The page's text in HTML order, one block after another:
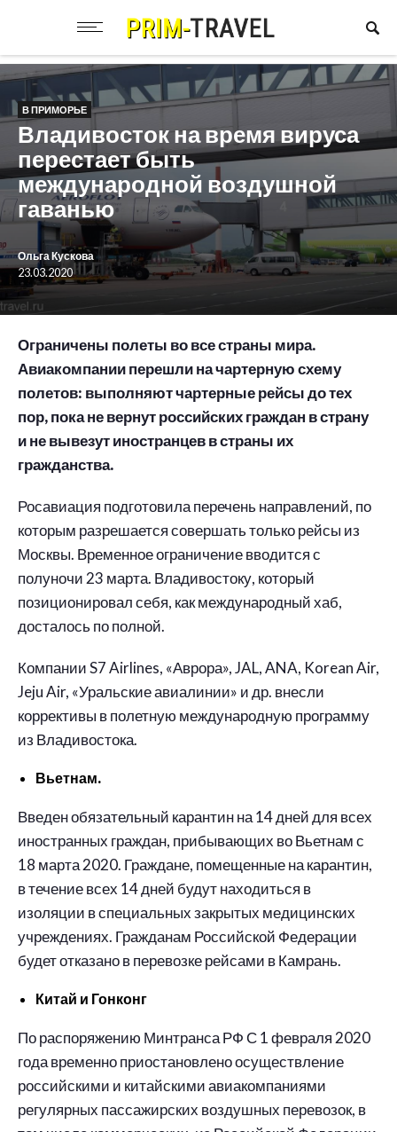
В ПРИМОРЬЕ
Владивосток на время вируса
перестает быть
международной воздушной
гаванью
Ольга Кускова
23.03.2020
Ограничены полеты во все страны мира.
Авиакомпании перешли на чартерную схему
полетов: выполняют чартерные рейсы до тех
пор, пока не вернут российских граждан в страну
и не вывезут иностранцев в страны их
гражданства.
Росавиация подготовила перечень направлений, по
которым разрешается совершать только рейсы из
Москвы. Временное ограничение вводится с
полуночи 23 марта. Владивостоку, который
позиционировал себя, как международный хаб,
досталось по полной.
Компании S7 Airlines, «Аврора», JAL, ANA, Korean Air,
Jeju Air, «Уральские авиалинии» и др. внесли
коррективы в полетную международную программу
из Владивостока.
Вьетнам.
Введен обязательный карантин на 14 дней для всех
иностранных граждан, прибывающих во Вьетнам с
18 марта 2020. Граждане, помещенные на карантин,
в течение всех 14 дней будут находиться в
изоляции в специальных закрытых медицинских
учреждениях. Гражданам Российской Федерации
будет отказано в перевозке рейсами в Камрань.
Китай и Гонконг
По распоряжению Минтранса РФ С 1 февраля 2020
года временно приостановлено осуществление
российскими и китайскими авиакомпаниями
регулярных пассажирских воздушных перевозок, в